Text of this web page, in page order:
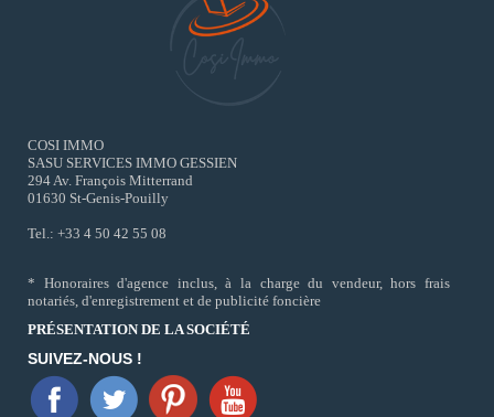
COSI IMMO
SASU SERVICES IMMO GESSIEN
294 Av. François Mitterrand
01630 St-Genis-Pouilly
Tel.: +33 4 50 42 55 08
* Honoraires d'agence inclus, à la charge du vendeur, hors frais
notariés, d'enregistrement et de publicité foncière
PRÉSENTATION DE LA SOCIÉTÉ
SUIVEZ-NOUS !